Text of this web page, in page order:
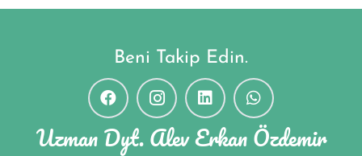
Beni Takip Edin.
Uzman Dyt. Alev Erkan Özdemir